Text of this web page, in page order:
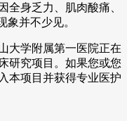
全身乏力、肌肉酸痛、
象并不少见。
大学附属第一医院正在
研究项目。如果您或您
本项目并获得专业医护